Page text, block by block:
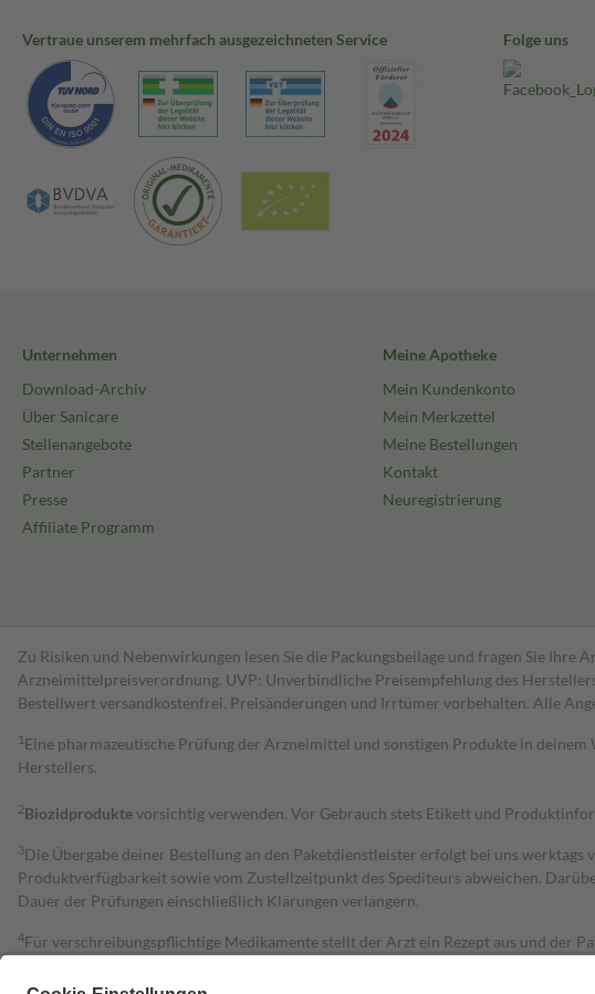
Vertraue unserem mehrfach ausgezeichneten Service Folge uns
Unternehmen
Download-Archiv
Über Sanicare
Stellenangebote
Partner
Presse
Affiliate Programm
Meine Apotheke
Mein Kundenkonto
Mein Merkzettel
Meine Bestellungen
Kontakt
Neuregistrierung
Zu Risiken und Nebenwirkungen lesen Sie die Packungsbeilage und fragen Sie
Arzneimittelpreisverordnung. UVP: Unverbindliche Preisempfehlung des
Bestell­wert versand­kosten­frei. Preisänderungen und Irrtümer vorbehalten. Alle
1 Eine pharmazeutische Prüfung der Arzneimittel und sonstigen Produkte in
Herstellers.
2Biozidproduktevorsichtig verwenden. Vor Gebrauch stets Etikett und
3Die Übergabe deiner Bestellung an den Paketdienstleister erfolgt bei uns
Produktverfügbarkeit sowie vom Zustellzeitpunkt des Spediteurs abweichen.
Dauer der Prüfungen einschließlich Klärungen verlängern.
4Für verschreibungspflichtige Medikamente stellt der Arzt ein Rezept aus und der
Grundsätzlich leisten Mitglieder Zuzahlungen in Höhe von zehn Prozent des